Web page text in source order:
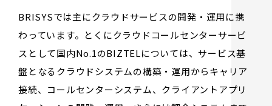
BRISYSでは主にクラウドサービスの開発・運用に携
わっています。とくにクラウドコールセンターサービ
スとして国内No.1のBIZTELについては、サービス基
盤となるクラウドシステムの構築・運用からキャリア
接続、コールセンターシステム、クライアントアプリ